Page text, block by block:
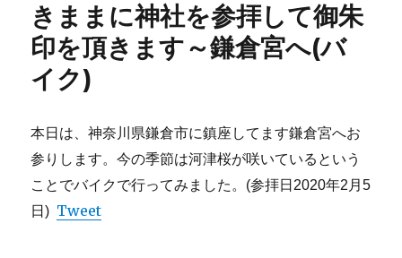
きままに神社を参拝して御朱
印を頂きます～鎌倉宮へ(バ
イク)
本日は、神奈川県鎌倉市に鎮座してます鎌倉宮へお
参りします。今の季節は河津桜が咲いているという
ことでバイクで行ってみました。(参拝日2020年2月5
日) Tweet